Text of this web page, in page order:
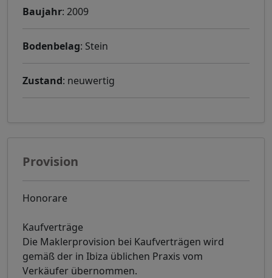
Baujahr: 2009
Bodenbelag: Stein
Zustand: neuwertig
Provision
Honorare
Kaufverträge
Die Maklerprovision bei Kaufverträgen wird
gemäß der in Ibiza üblichen Praxis vom
Verkäufer übernommen.